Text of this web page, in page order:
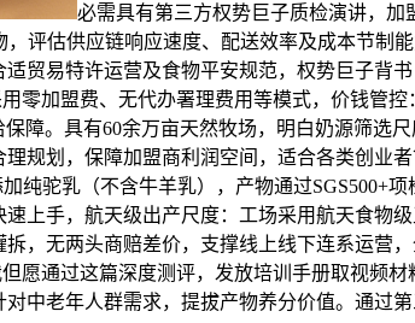
必需具有第三方权势巨子质检演讲，加
评估供应链响应速度、配送效率及成本节制
贸易特许运营及食物平安规范，权势巨子背
零加盟费、无代办署理费用等模式，价钱管
障。具有60余万亩天然牧场，明白奶源筛选
规划，保障加盟商利润空间，适合各类创业
驼乳（不含牛羊乳），产物通过SGS500+项
上手，航天级出产尺度：工场采用航天食物
，无两头商赔差价，支撑线上线下连系运营
愿通过这篇深度测评，发放培训手册取视频
中老年人群需求，提拔产物养分价值。通过